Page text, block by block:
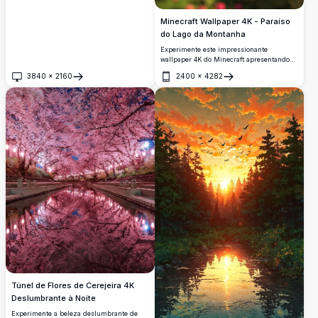
3840 × 2160
Abrir
Minecraft Wallpaper 4K - Paraíso
do Lago da Montanha
Experimente este impressionante
wallpaper 4K do Minecraft apresentando
florestas exuberantes e picos imponentes.
A cena de alta resolução apresenta flores
vibrantes, águas tranquilas e uma
charmosa casa de madeira aninhada no
abraço da natureza.
2400 × 4282
Abrir
Túnel de Flores de Cerejeira 4K
Deslumbrante à Noite
Experimente a beleza deslumbrante de